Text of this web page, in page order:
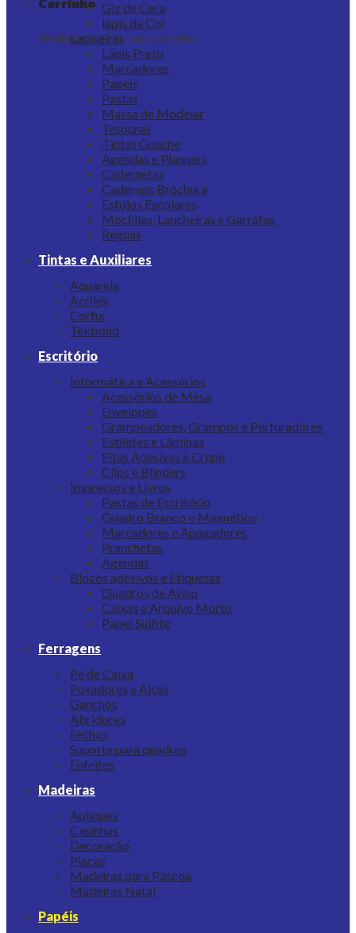
Nenhum produto no carrinho.
Giz de Cera
lápis de Cor
Lapiseiras
Lápis Preto
Marcadores
Papéis
Pastas
Massa de Modelar
Tesouras
Tintas Guache
Agendas e Planners
Cadernetas
Cadernos Brochura
Estojos Escolares
Mochilas, Lancheiras e Garrafas
Réguas
Tintas e Auxiliares
Aquarela
Acrilex
Corfix
Tekbond
Escritório
Informática e Acessórios
Acessórios de Mesa
Envelopes
Grampeadores, Grampos e Perfuradores
Estiletes e Lâminas
Fitas Adesivas e Crepe
Clips e Blinders
Impressos e Livros
Pastas de Escritório
Quadro Branco e Magnético
Marcadores e Apagadores
Pranchetas
Agendas
Blocos adesivos e Etiquetas
Quadros de Aviso
Caixas e Arquivo Morto
Papel Sulfite
Ferragens
Pé de Caixa
Puxadores e Alças
Ganchos
Abridores
Fechos
Suporte para quadros
Enfeites
Madeiras
Apliques
Casinhas
Decoração
Placas
Madeiras para Páscoa
Madeiras Natal
Papéis